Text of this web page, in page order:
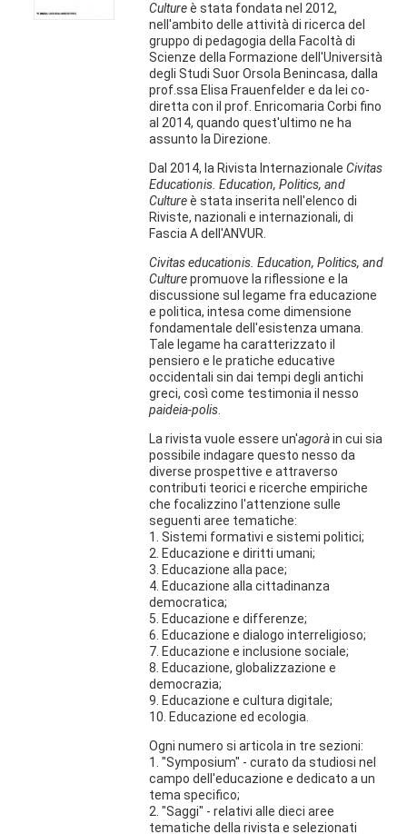
Cultureè stata fondata nel 2012,
nell'ambito delle attività di ricerca del
gruppo di pedagogia della Facoltà di
Scienze della Formazione dell'Università
degli Studi Suor Orsola Benincasa, dalla
prof.ssa Elisa Frauenfelder e da lei co-
diretta con il prof. Enricomaria Corbi fino
al 2014, quando quest'ultimo ne ha
assunto la Direzione.
Dal 2014, la Rivista InternazionaleCivitas
Educationis. Education, Politics, and
Cultureè stata inserita nell'elenco di
Riviste, nazionali e internazionali, di
Fascia A dell'ANVUR.
Civitas educationis. Education, Politics, and
Culturepromuove la riflessione e la
discussione sul legame fra educazione
e politica, intesa come dimensione
fondamentale dell'esistenza umana.
Tale legame ha caratterizzato il
pensiero e le pratiche educative
occidentali sin dai tempi degli antichi
greci, così come testimonia il nesso
paideia-polis
La rivista vuole essere un'agoràin cui sia
possibile indagare questo nesso da
diverse prospettive e attraverso
contributi teorici e ricerche empiriche
che focalizzino l'attenzione sulle
seguenti aree tematiche:
1. Sistemi formativi e sistemi politici;
2. Educazione e diritti umani;
3. Educazione alla pace;
4. Educazione alla cittadinanza
democratica;
5. Educazione e differenze;
6. Educazione e dialogo interreligioso;
7. Educazione e inclusione sociale;
8. Educazione, globalizzazione e
democrazia;
9. Educazione e cultura digitale;
10. Educazione ed ecologia.
Ogni numero si articola in tre sezioni:
1. "Symposium" - curato da studiosi nel
campo dell'educazione e dedicato a un
tema specifico;
2. "Saggi" - relativi alle dieci aree
tematiche della rivista e selezionati